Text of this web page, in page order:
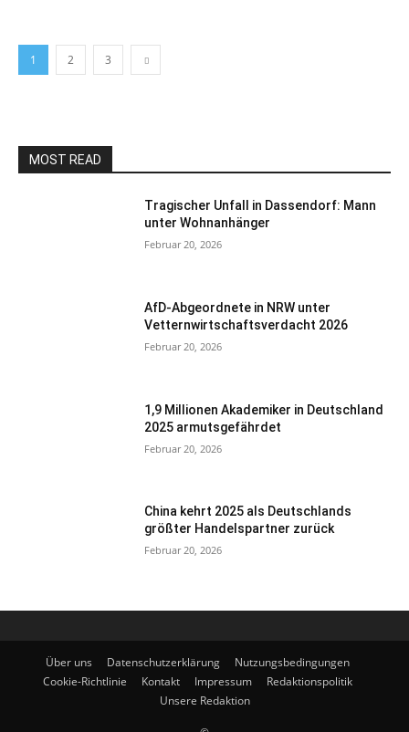
1 2 3
MOST READ
Tragischer Unfall in Dassendorf: Mann
unter Wohnanhänger
Februar 20, 2026
AfD-Abgeordnete in NRW unter
Vetternwirtschaftsverdacht 2026
Februar 20, 2026
1,9 Millionen Akademiker in Deutschland
2025 armutsgefährdet
Februar 20, 2026
China kehrt 2025 als Deutschlands
größter Handelspartner zurück
Februar 20, 2026
Über uns Datenschutzerklärung
Nutzungsbedingungen
Cookie-Richtlinie
Kontakt Impressum
Redaktionspolitik
Unsere Redaktion